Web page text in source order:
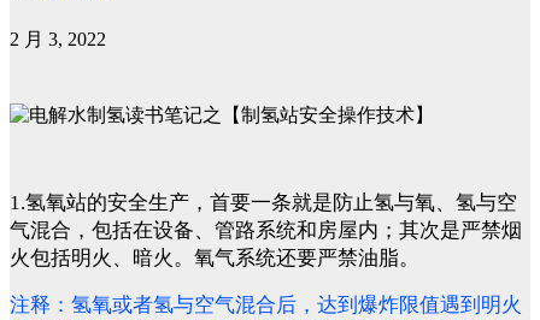
2 月 3, 2022
1.氢氧站的安全生产，首要一条就是防止氢与氧、氢与空
气混合，包括在设备、管路系统和房屋内；其次是严禁烟
火包括明火、暗火。氧气系统还要严禁油脂。
注释：氢氧或者氢与空气混合后，达到爆炸限值遇到明火